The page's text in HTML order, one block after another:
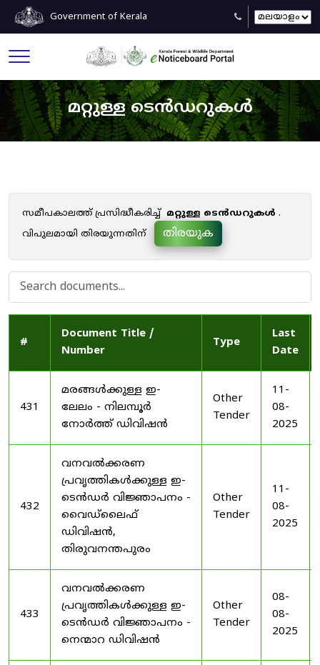
Government of Kerala
മറ്റുള്ള ടെൻഡറുകൾ
സമീപകാലത്ത് പ്രസിദ്ധീകരിച്ച് മറ്റുള്ള ടെൻഡറുകൾ .
വിപുലമായി തിരയുന്നതിന്
തിരയുക
#
Document Title /
Number
Type
Last
Date
431
മരങ്ങൾക്കുള്ള ഇ-
ലേലം - നിലമ്പൂർ
നോർത്ത് ഡിവിഷൻ
Other
Tender
11-
08-
2025
432
വനവൽക്കരണ
പ്രവൃത്തികൾക്കുള്ള ഇ-
ടെൻഡർ വിജ്ഞാപനം -
വൈഡ്‌ലൈഫ്
ഡിവിഷൻ,
തിരുവനന്തപുരം
Other
Tender
11-
08-
2025
433
വനവൽക്കരണ
പ്രവൃത്തികൾക്കുള്ള ഇ-
ടെൻഡർ വിജ്ഞാപനം -
നെന്മാറ ഡിവിഷൻ
Other
Tender
08-
08-
2025